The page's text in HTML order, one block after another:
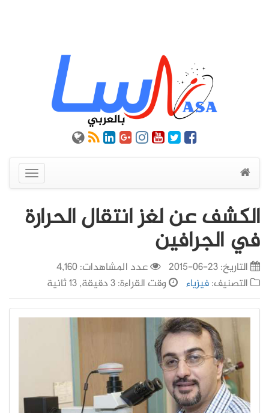
عرض
القائمة
الكشف عن لغز انتقال الحرارة
في الجرافين
التاريخ:23-06-2015
عدد المشاهدات: 4,160
التصنيف:فيزياء وقت القراءة: 3 دقيقة, 13 ثانية